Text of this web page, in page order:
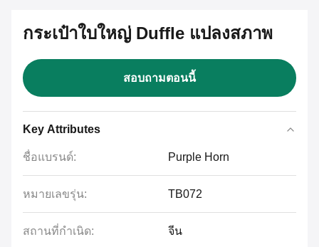
กระเป๋าใบใหญ่ Duffle แปลงสภาพ
สอบถามตอนนี้
Key Attributes
ชื่อแบรนด์: Purple Horn
หมายเลขรุ่น: TB072
สถานที่กำเนิด: จีน